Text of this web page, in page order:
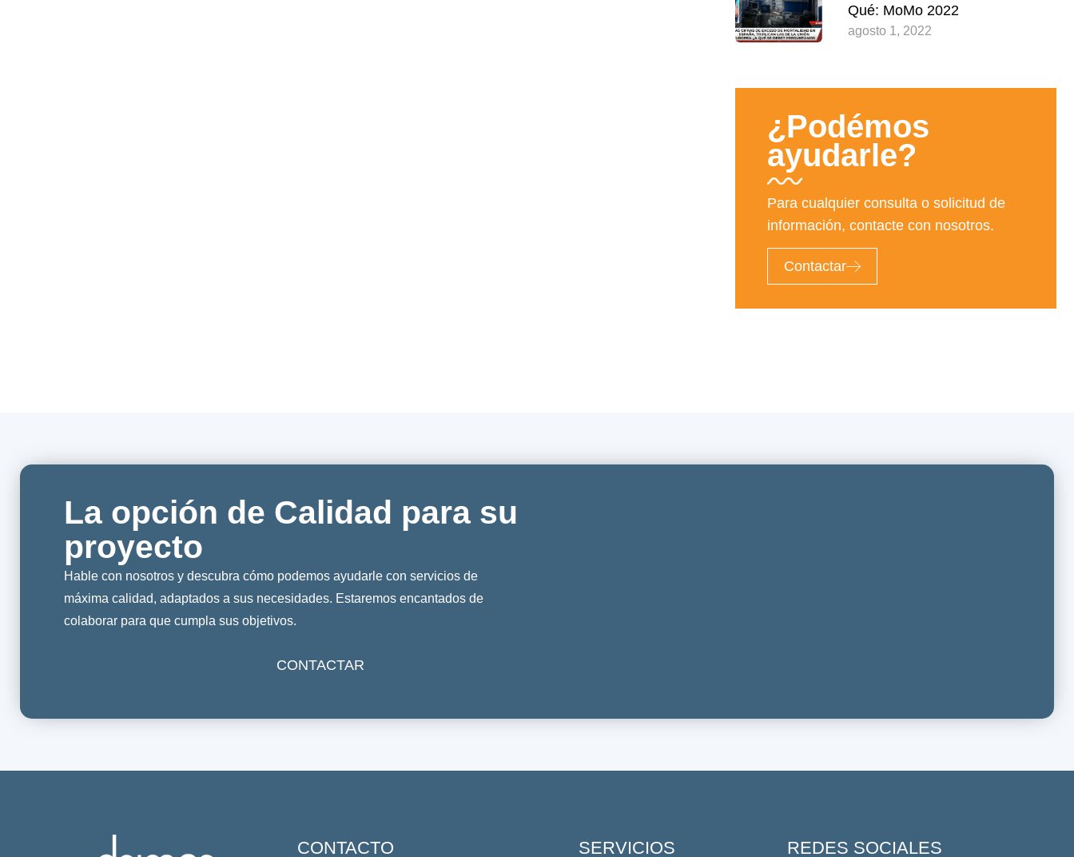
Qué: MoMo 2022
agosto 1, 2022
¿Podémos
ayudarle?
Para cualquier consulta o solicitud de
información, contacte con nosotros.
Contactar
La opción de Calidad para su
proyecto
Hable con nosotros y descubra cómo podemos ayudarle con servicios de
máxima calidad, adaptados a sus necesidades. Estaremos encantados de
colaborar para que cumpla sus objetivos.
CONTACTAR
CONTACTO SERVICIOS REDES SOCIALES